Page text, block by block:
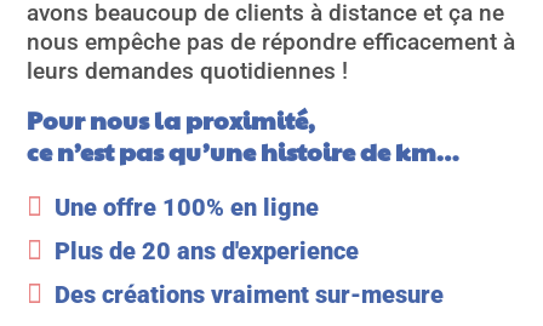
avons beaucoup de clients à distance et ça ne
nous empêche pas de répondre efficacement à
leurs demandes quotidiennes !
Pour nous la proximité,
ce n’est pas qu’une histoire de km…
 Une offre 100% en ligne
 Plus de 20 ans d'experience
 Des créations vraiment sur-mesure